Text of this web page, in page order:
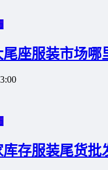
尾座服装市场哪
库存服装尾货批